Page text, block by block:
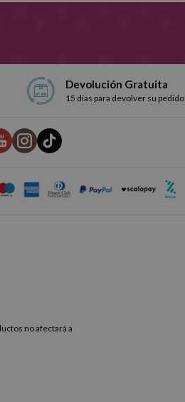
Devolución Gratuita
15 días para devolver su pedido
no afectará a